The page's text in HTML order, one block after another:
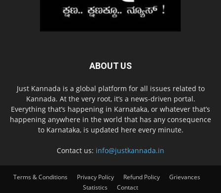
ABOUT US
Just Kannada is a global platform for all issues related to
Kannada. At the very root, it’s a news-driven portal.
Everything that’s happening in Karnataka, or whatever that’s
happening anywhere in the world that has any consequence
to Karnataka, is updated here every minute.
Contact us: info@justkannada.in
Terms & Conditions Privacy Policy Refund Policy
Grievances
Statistics
Contact